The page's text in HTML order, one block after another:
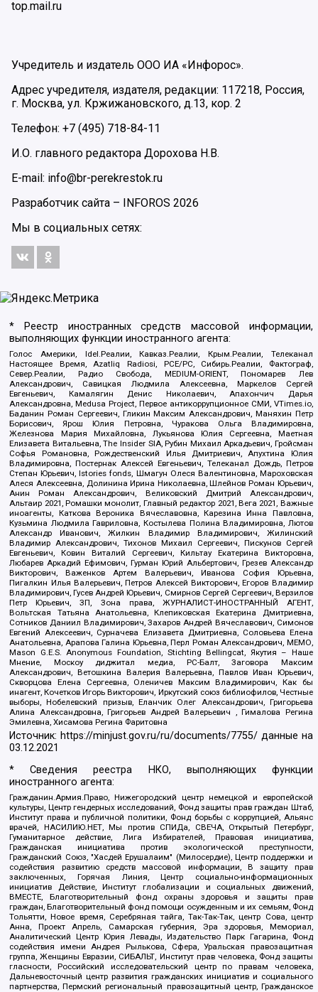
top.mail.ru
Учредитель и издатель ООО ИА «Инфорос».
Адрес учредителя, издателя, редакции: 117218, Россия,
г. Москва, ул. Кржижановского, д.13, кор. 2
Телефон: +7 (495) 718-84-11
И.О. главного редактора Дорохова Н.В.
E-mail: info@br-perekrestok.ru
Разработчик сайта –
INFOROS 2026
Мы в социальных сетях:
* Реестр иностранных средств массовой информации,
выполняющих функции иностранного агента:
Голос Америки, Idel.Реалии, Кавказ.Реалии, Крым.Реалии, Телеканал
Настоящее Время, Azatliq Radiosi, PCE/PC, Сибирь.Реалии, Фактограф,
Север.Реалии, Радио Свобода, MEDIUM-ORIENT, Пономарев Лев
Александрович, Савицкая Людмила Алексеевна, Маркелов Сергей
Евгеньевич, Камалягин Денис Николаевич, Апахончич Дарья
Александровна, Medusa Project, Первое антикоррупционное СМИ, VTimes.io,
Баданин Роман Сергеевич, Гликин Максим Александрович, Маняхин Петр
Борисович, Ярош Юлия Петровна, Чуракова Ольга Владимировна,
Железнова Мария Михайловна, Лукьянова Юлия Сергеевна, Маетная
Елизавета Витальевна, The Insider SIA, Рубин Михаил Аркадьевич, Гройсман
Софья Романовна, Рождественский Илья Дмитриевич, Апухтина Юлия
Владимировна, Постернак Алексей Евгеньевич, Телеканал Дождь, Петров
Степан Юрьевич, Istories fonds, Шмагун Олеся Валентиновна, Мароховская
Алеся Алексеевна, Долинина Ирина Николаевна, Шлейнов Роман Юрьевич,
Анин Роман Александрович, Великовский Дмитрий Александрович,
Альтаир 2021, Ромашки монолит, Главный редактор 2021, Вега 2021, Важные
иноагенты, Каткова Вероника Вячеславовна, Карезина Инна Павловна,
Кузьмина Людмила Гавриловна, Костылева Полина Владимировна, Лютов
Александр Иванович, Жилкин Владимир Владимирович, Жилинский
Владимир Александрович, Тихонов Михаил Сергеевич, Пискунов Сергей
Евгеньевич, Ковин Виталий Сергеевич, Кильтау Екатерина Викторовна,
Любарев Аркадий Ефимович, Гурман Юрий Альбертович, Грезев Александр
Викторович, Важенков Артем Валерьевич, Иванова София Юрьевна,
Пигалкин Илья Валерьевич, Петров Алексей Викторович, Егоров Владимир
Владимирович, Гусев Андрей Юрьевич, Смирнов Сергей Сергеевич, Верзилов
Петр Юрьевич, ЗП, Зона права, ЖУРНАЛИСТ-ИНОСТРАННЫЙ АГЕНТ,
Вольтская Татьяна Анатольевна, Клепиковская Екатерина Дмитриевна,
Сотников Даниил Владимирович, Захаров Андрей Вячеславович, Симонов
Евгений Алексеевич, Сурначева Елизавета Дмитриевна, Соловьева Елена
Анатольевна, Арапова Галина Юрьевна, Перл Роман Александрович, МЕМО,
Mason G.E.S. Anonymous Foundation, Stichting Bellingcat, Якутия – Наше
Мнение, Москоу диджитал медиа, РС-Балт, Заговора Максим
Александрович, Ветошкина Валерия Валерьевна, Павлов Иван Юрьевич,
Скворцова Елена Сергеевна, Оленичев Максим Владимирович, Как бы
инагент, Кочетков Игорь Викторович, Иркутский союз библиофилов, Честные
выборы, Нобелевский призыв, Еланчик Олег Александрович, Григорьева
Алина Александровна, Григорьев Андрей Валерьевич , Гималова Регина
Эмилевна, Хисамова Регина Фаритовна
Источник: https://minjust.gov.ru/ru/documents/7755/ данные на
03.12.2021
* Сведения реестра НКО, выполняющих функции
иностранного агента:
Гражданин.Армия.Право, Нижегородский центр немецкой и европейской
культуры, Центр гендерных исследований, Фонд защиты прав граждан Штаб,
Институт права и публичной политики, Фонд борьбы с коррупцией, Альянс
врачей, НАСИЛИЮ.НЕТ, Мы против СПИДа, СВЕЧА, Открытый Петербург,
Гуманитарное действие, Лига Избирателей, Правовая инициатива,
Гражданская инициатива против экологической преступности,
Гражданский Союз, "Хасдей Ерушалаим" (Милосердие), Центр поддержки и
содействия развитию средств массовой информации, В защиту прав
заключенных, Горячая Линия, Центр социально-информационных
инициатив Действие, Институт глобализации и социальных движений,
ВМЕСТЕ, Благотворительный фонд охраны здоровья и защиты прав
граждан, Благотворительный фонд помощи осужденным и их семьям, Фонд
Тольятти, Новое время, Серебряная тайга, Так-Так-Так, центр Сова, центр
Анна, Проект Апрель, Самарская губерния, Эра здоровья, Мемориал,
Аналитический Центр Юрия Левады, Издательство Парк Гагарина, Фонд
содействия имени Андрея Рылькова, Сфера, Уральская правозащитная
группа, Женщины Евразии, СИБАЛЬТ, Институт прав человека, Фонд защиты
гласности, Российский исследовательский центр по правам человека,
Дальневосточный центр развития гражданских инициатив и социального
партнерства, Пермский региональный правозащитный центр, Гражданское